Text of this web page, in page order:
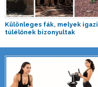
Különleges fák, melyek igazi
túlélőnek bizonyultak